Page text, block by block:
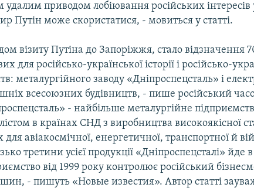
приводом лобіювання російських
Путін може скористатися, - мовиться у статті.
візиту Путіна до Запоріжжя, стало відзначення
для російсько-української історії і російсько-
металургійного заводу «Дніпроспецсталь» і
всесоюзних будівництв, - пише російський
- найбільше металургійне
в країнах СНД з виробництва високоякісної
для авіакосмічної, енергетичної, транспортної й
третини усієї продукції «Дніпроспецсталі» йде
від 1999 року контролює російський
- пишуть «Новые известия». Автор статті